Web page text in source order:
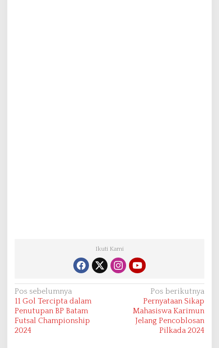
Ikuti Kami
N
a
v
i
Pos sebelumnya
11 Gol Tercipta dalam
Penutupan BP Batam
Futsal Championship
2024
Pos berikutnya
Pernyataan Sikap
Mahasiswa Karimun
Jelang Pencoblosan
Pilkada 2024